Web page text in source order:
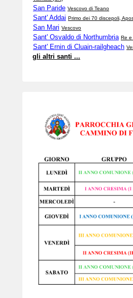
San Paride Vescovo di Teano
Sant' Addai Primo dei 70 discepoli,
San Mari Vescovo
Sant' Osvaldo di Northumbria Re e
Sant' Ernin di Cluain-railgheach
gli altri santi ...